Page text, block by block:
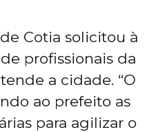
Cotia solicitou à
profissionais da
a cidade. “O
ao prefeito as
para agilizar o